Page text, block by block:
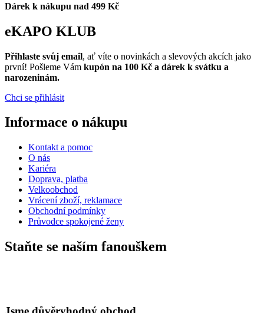
Dárek k nákupu nad 499 Kč
eKAPO KLUB
Přihlaste svůj email, ať víte o novinkách a slevových akcích jako
první! Pošleme Vám kupón na 100 Kč a dárek k svátku a
narozeninám.
Chci se přihlásit
Informace o nákupu
Kontakt a pomoc
O nás
Kariéra
Doprava, platba
Velkoobchod
Vrácení zboží, reklamace
Obchodní podmínky
Průvodce spokojené ženy
Staňte se naším fanouškem